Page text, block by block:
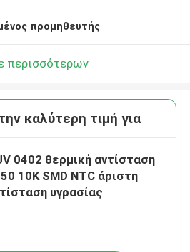
προμηθευτής
περισσότερων
καλύτερη τιμή για
0402 θερμική αντίσταση
10K SMD NTC άριστη
υγρασίας